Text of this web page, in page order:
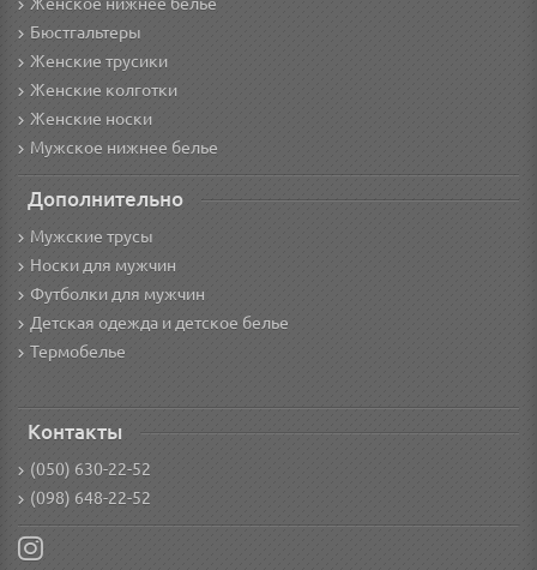
Женское нижнее белье
Бюстгальтеры
Женские трусики
Женские колготки
Женские носки
Мужское нижнее белье
Дополнительно
Мужские трусы
Носки для мужчин
Футболки для мужчин
Детская одежда и детское белье
Термобелье
Контакты
(050) 630-22-52
(098) 648-22-52